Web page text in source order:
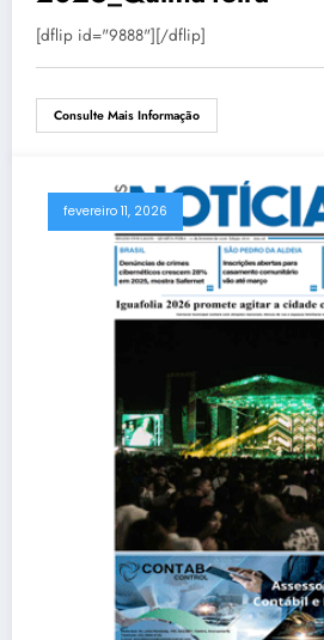
[dflip id="9888"][/dflip]
Consulte Mais Informação
fevereiro 11, 2026